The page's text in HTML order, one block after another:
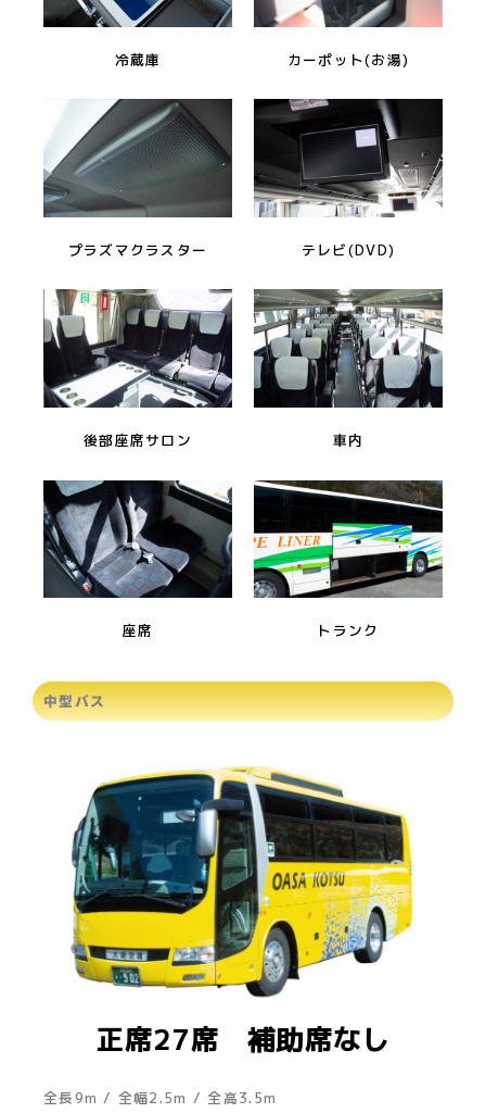
冷蔵庫 カーポット(お湯)
プラズマクラスター テレビ(DVD)
後部座席サロン 車内
座席 トランク
中型バス
正席27席 補助席なし
全長9m / 全幅2.5m / 全高3.5m